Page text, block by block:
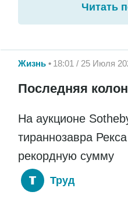
Читать
Жизнь 18:01 / 25 Июля
Последняя
На аукционе
тираннозавра
рекордную сумму
Труд